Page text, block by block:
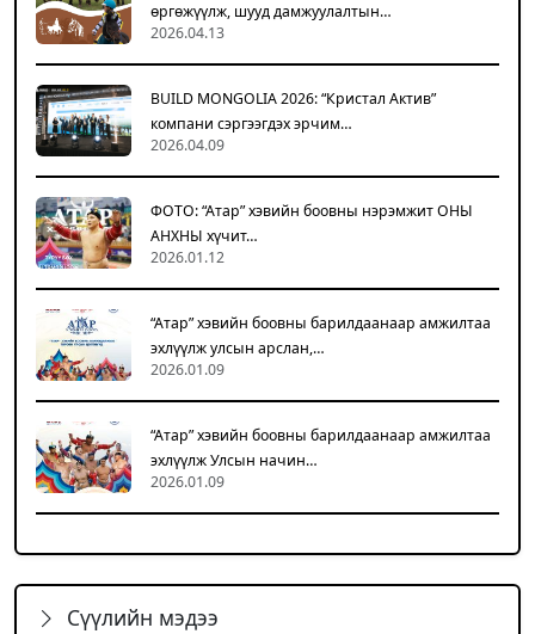
өргөжүүлж, шууд дамжуулалтын…
2026.04.13
BUILD MONGOLIA 2026: “Кристал Актив”
компани сэргээгдэх эрчим…
2026.04.09
ФОТО: “Атар” хэвийн боовны нэрэмжит ОНЫ
АНХНЫ хүчит…
2026.01.12
“Атар” хэвийн боовны барилдаанаар амжилтаа
эхлүүлж улсын арслан,…
2026.01.09
“Атар” хэвийн боовны барилдаанаар амжилтаа
эхлүүлж Улсын начин…
2026.01.09
Сүүлийн мэдээ